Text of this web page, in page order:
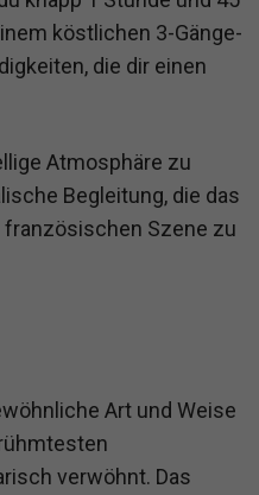
köstlichen 3-Gänge-
die dir einen
Atmosphäre zu
Begleitung, die das
Szene zu
Art und Weise
verwöhnt. Das